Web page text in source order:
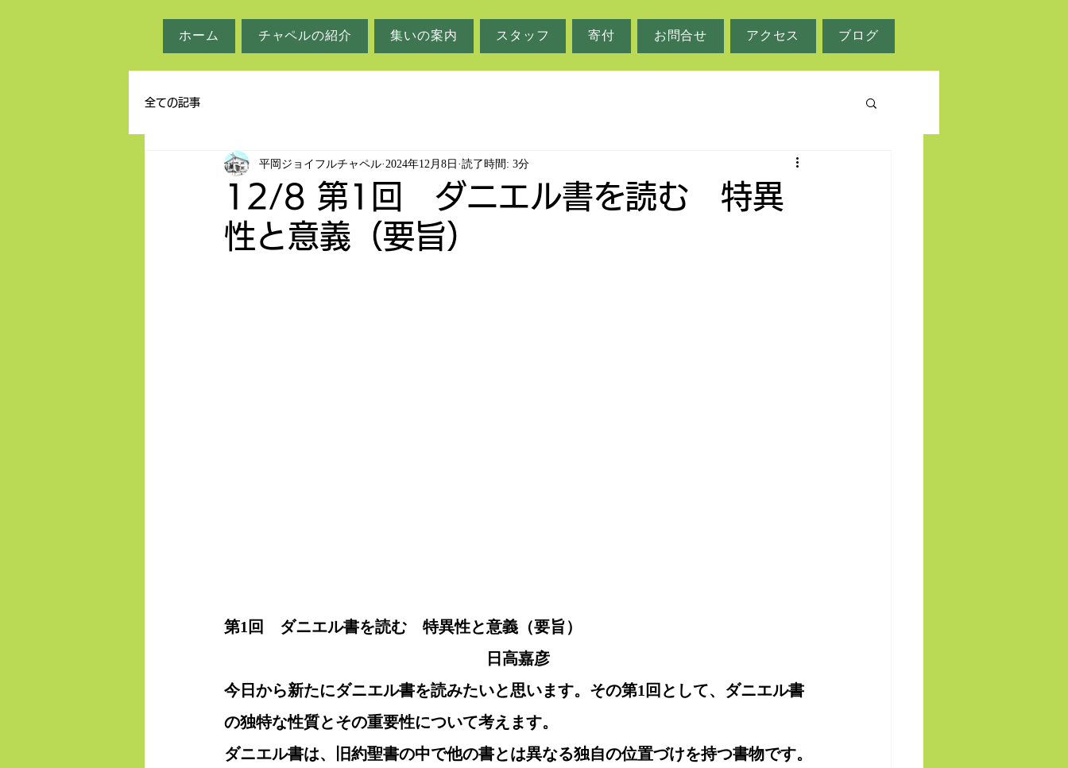
ホーム チャペルの紹介 集いの案内 スタッフ 寄付 お問合せ アクセス ブログ
全ての記事
12/8 第1回 ダニエル書を読む 特異
性と意義（要旨）
平岡ジョイフルチャペル 2024年12月8日 読了時間: 3分
第1回　ダニエル書を読む　特異性と意義（要旨）
日高嘉彦
今日から新たにダニエル書を読みたいと思います。その第1回として、ダニエル書
の独特な性質とその重要性について考えます。
ダニエル書は、旧約聖書の中で他の書とは異なる独自の位置づけを持つ書物です。